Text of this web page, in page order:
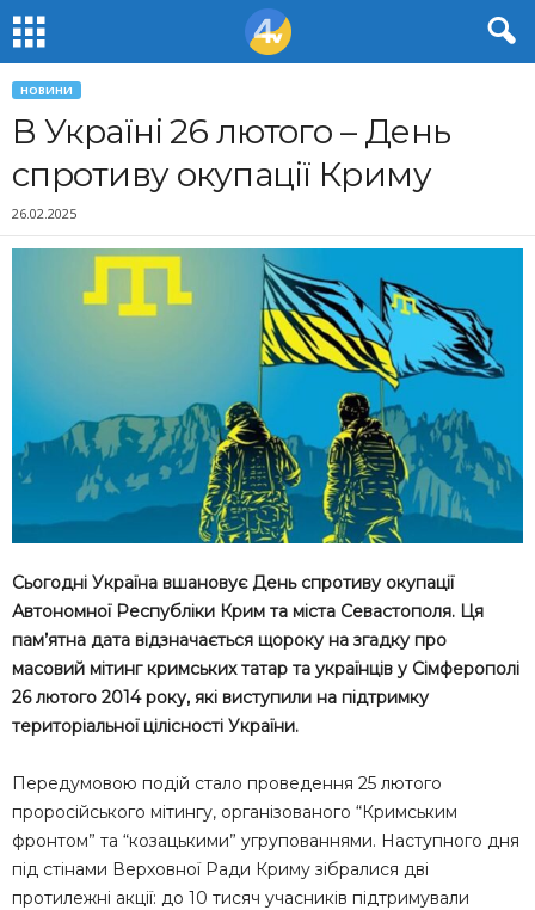
НОВИНИ
В Україні 26 лютого – День
спротиву окупації Криму
26.02.2025
Сьогодні Україна вшановує День спротиву окупації
Автономної Республіки Крим та міста Севастополя. Ця
пам’ятна дата відзначається щороку на згадку про
масовий мітинг кримських татар та українців у Сімферополі
26 лютого 2014 року, які виступили на підтримку
територіальної цілісності України.
Передумовою подій стало проведення 25 лютого
проросійського мітингу, організованого “Кримським
фронтом” та “козацькими” угрупованнями. Наступного дня
під стінами Верховної Ради Криму зібралися дві
протилежні акції: до 10 тисяч учасників підтримували